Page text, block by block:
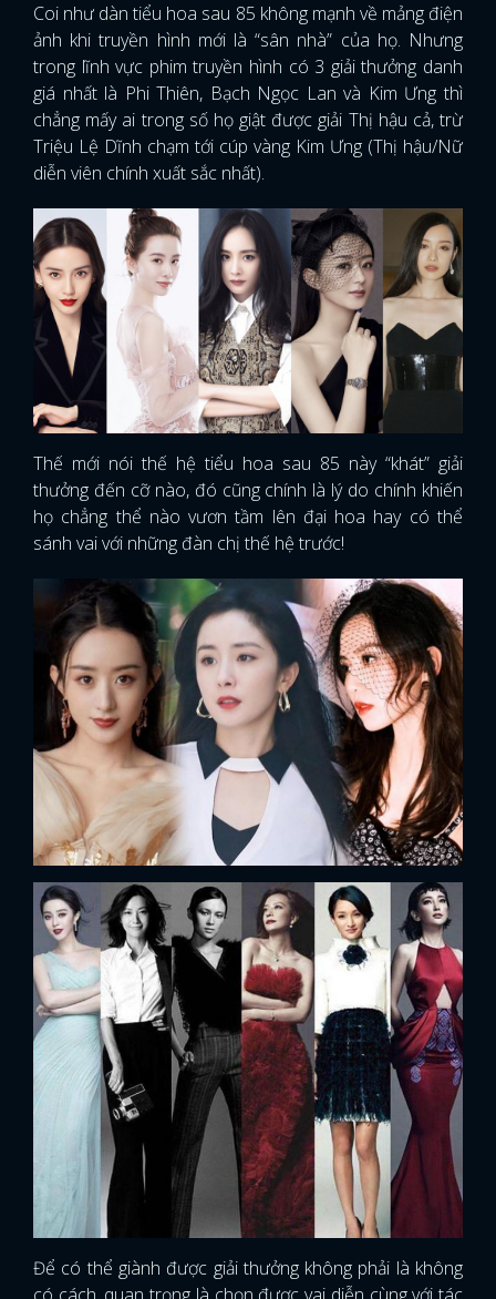
Coi như dàn tiểu hoa sau 85 không mạnh về mảng điện
ảnh khi truyền hình mới là “sân nhà” của họ. Nhưng
trong lĩnh vực phim truyền hình có 3 giải thưởng danh
giá nhất là Phi Thiên, Bạch Ngọc Lan và Kim Ưng thì
chẳng mấy ai trong số họ giật được giải Thị hậu cả, trừ
Triệu Lệ Dĩnh chạm tới cúp vàng Kim Ưng (Thị hậu/Nữ
diễn viên chính xuất sắc nhất).
Thế mới nói thế hệ tiểu hoa sau 85 này “khát” giải
thưởng đến cỡ nào, đó cũng chính là lý do chính khiến
họ chẳng thể nào vươn tầm lên đại hoa hay có thể
sánh vai với những đàn chị thế hệ trước!
Để có thể giành được giải thưởng không phải là không